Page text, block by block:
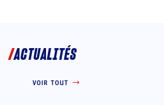
ACTUALITÉS
VOIR TOUT